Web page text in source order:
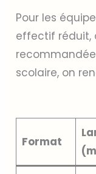
Pour les
effectif réduit,
scolaire, on
Format